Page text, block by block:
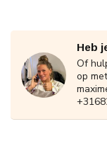
Heb
Of
op